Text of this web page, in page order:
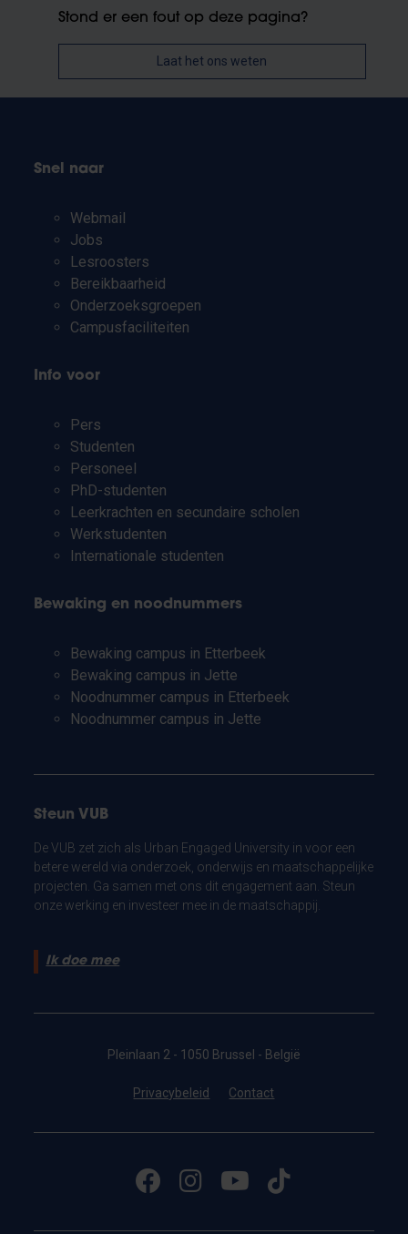
Stond er een fout op deze pagina?
Laat het ons weten
Snel naar
Webmail
Jobs
Lesroosters
Bereikbaarheid
Onderzoeksgroepen
Campusfaciliteiten
Info voor
Pers
Studenten
Personeel
PhD-studenten
Leerkrachten en secundaire scholen
Werkstudenten
Internationale studenten
Bewaking en noodnummers
Bewaking campus in Etterbeek
Bewaking campus in Jette
Noodnummer campus in Etterbeek
Noodnummer campus in Jette
Steun VUB
De VUB zet zich als Urban Engaged University in voor een
betere wereld via onderzoek, onderwijs en maatschappelijke
projecten. Ga samen met ons dit engagement aan. Steun
onze werking en investeer mee in de maatschappij.
Ik doe mee
Pleinlaan 2 - 1050 Brussel - België
Privacybeleid Contact